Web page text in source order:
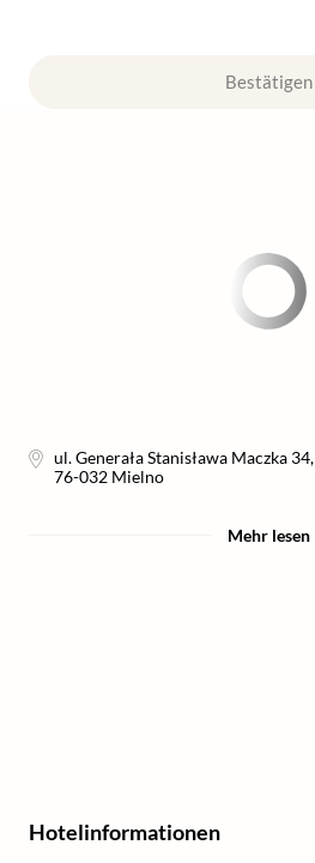
Bestätigen
ul. Generała Stanisława Maczka 34,
76-032 Mielno
Mehr lesen
Hotelinformationen